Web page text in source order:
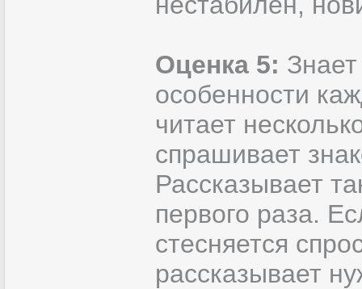
Оценка 5:
особенности
читает
спрашивает
Рассказывает
первого раза.
стесняется
рассказывает